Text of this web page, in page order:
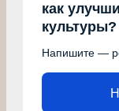
как
культуры?
Напишите —